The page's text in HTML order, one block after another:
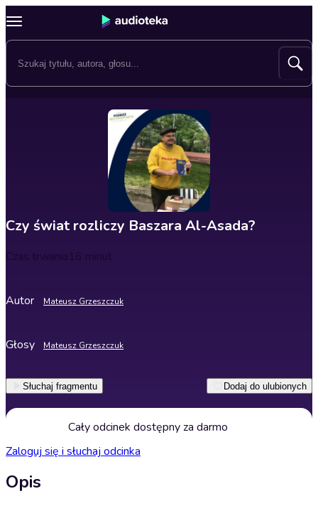
Czy świat rozliczy Baszara Al-Asada?
Czas trwania16 minut
Autor Mateusz Grzeszczuk
Głosy Mateusz Grzeszczuk
Słuchaj fragmentu Dodaj do ulubionych
Cały odcinek dostępny za darmo
Zaloguj się i słuchaj odcinka
Opis